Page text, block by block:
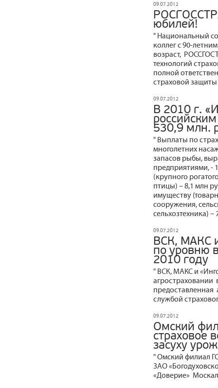
09.07.2012
юбилей!
" Национальный
коллег с 90-
возраст,
технологий
полной
страховой защиты
09.07.2012
В 2010 г.
530,9 млн.
" Выплаты по
многолетних
запасов рыбы,
предприятиями, -
(крупного
птицы) – 8,1 млн
имуществу
сооружения,
сельхозтехника) –
09.07.2012
ВСК, МАКС
по уровню
2010 году
" ВСК, МАКС и
агростраховании
предоставленная
службой
09.07.2012
Омский
страховое
засуху
" Омский филиал
ЗАО
«Доверие»